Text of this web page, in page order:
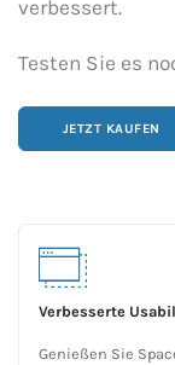
verbessert.
Testen Sie es
JETZT KAUFEN
Verbesserte
Genießen Sie